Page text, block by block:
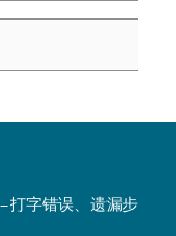
打字错误、遗漏步